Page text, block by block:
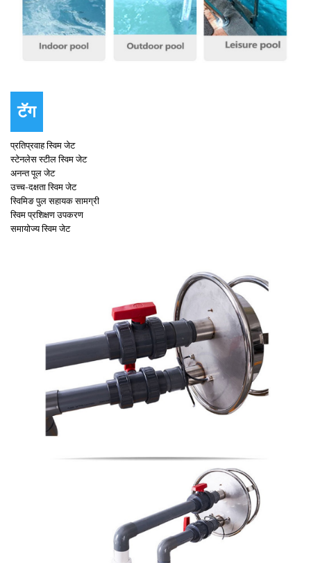
टॅग
प्रतिप्रवाह स्विम जेट
स्टेनलेस स्टील स्विम जेट
अनन्त पूल जेट
उच्च-दक्षता स्विम जेट
स्विमिङ पुल सहायक सामग्री
स्विम प्रशिक्षण उपकरण
समायोज्य स्विम जेट